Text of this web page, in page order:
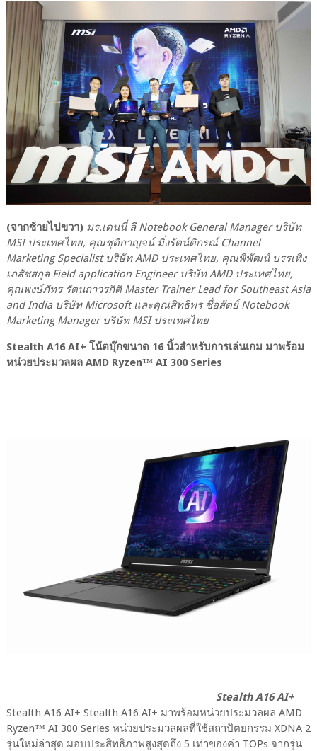
(จากซ้ายไปขวา) มร.เดนนี่ ลี Notebook General Manager บริษัท
MSI ประเทศไทย, คุณชุติกาญจน์ มิ่งรัตน์ติกรณ์ Channel
Marketing Specialist บริษัท AMD ประเทศไทย, คุณพิพัฒน์ บรรเทิง
เภสัชสกุล Field application Engineer บริษัท AMD ประเทศไทย,
คุณพงษ์ภัทร รัตนถาวรกิติ Master Trainer Lead for Southeast Asia
and India บริษัท Microsoft และคุณสิทธิพร ซื่อสัตย์ Notebook
Marketing Manager บริษัท MSI ประเทศไทย
Stealth A16 AI+ โน้ตบุ๊กขนาด 16 นิ้วสำหรับการเล่นเกม มาพร้อม
หน่วยประมวลผล AMD Ryzen™ AI 300 Series
Stealth A16 AI+
Stealth A16 AI+ Stealth A16 AI+ มาพร้อมหน่วยประมวลผล AMD
Ryzen™ AI 300 Series หน่วยประมวลผลที่ใช้สถาปัตยกรรม XDNA 2
รุ่นใหม่ล่าสุด มอบประสิทธิภาพสูงสุดถึง 5 เท่าของค่า TOPs จากรุ่น